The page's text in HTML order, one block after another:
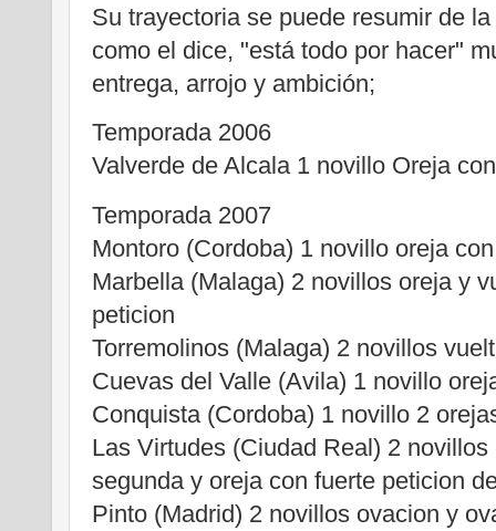
Su trayectoria se puede resumir de
como el dice, "está todo por hacer"
entrega, arrojo y ambición;
Temporada 2006
Valverde de Alcala 1 novillo Oreja
Temporada 2007
Montoro (Cordoba) 1 novillo oreja
Marbella (Malaga) 2 novillos oreja y
peticion
Torremolinos (Malaga) 2 novillos
Cuevas del Valle (Avila) 1 novillo
Conquista (Cordoba) 1 novillo 2
Las Virtudes (Ciudad Real) 2
segunda y oreja con fuerte peticion
Pinto (Madrid) 2 novillos ovacion y